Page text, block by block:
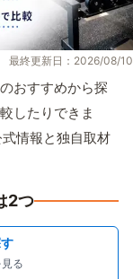
最終更新日：2026/08/10
おすすめから探
したりできま
情報と独自取材
2つ
る